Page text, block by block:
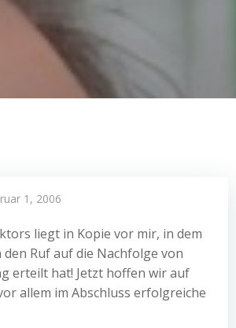
1, 2006
liegt in Kopie vor mir, in dem
Ruf auf die Nachfolge von
erteilt hat! Jetzt hoffen wir auf
allem im Abschluss erfolgreiche